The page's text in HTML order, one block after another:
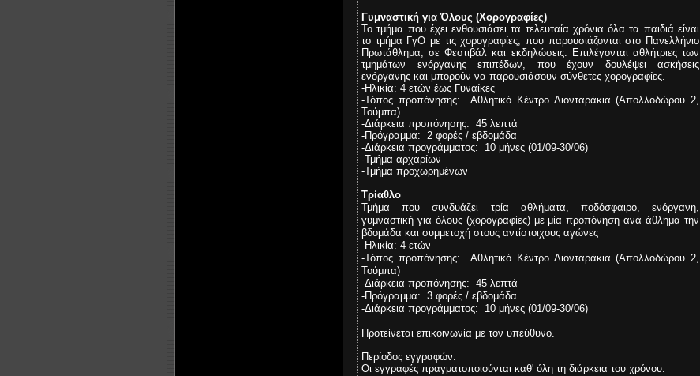
Γυμναστική για Όλους (Χορογραφίες)
Το τμήμα που έχει ενθουσιάσει τα τελευταία χρόνια όλα τα παιδιά είναι
το τμήμα ΓγΟ με τις χορογραφίες, που παρουσιάζονται στο Πανελλήνιο
Πρωτάθλημα, σε Φεστιβάλ και εκδηλώσεις. Επιλέγονται αθλήτριες των
τμημάτων ενόργανης επιπέδων, που έχουν δουλέψει ασκήσεις
ενόργανης και μπορούν να παρουσιάσουν σύνθετες χορογραφίες.
-Ηλικία: 4 ετών έως Γυναίκες
-Τόπος προπόνησης:Αθλητικό Κέντρο Λιονταράκια(Απολλοδώρου 2,
Τούμπα)
-Διάρκεια προπόνησης: 45 λεπτά
-Πρόγραμμα: 2 φορές / εβδομάδα
-Διάρκεια προγράμματος: 10 μήνες (01/09-30/06)
-Τμήμα αρχαρίων
-Τμήμα προχωρημένων
Τρίαθλο
Τμήμα που συνδυάζει τρία αθλήματα, ποδόσφαιρο, ενόργανη,
γυμναστική για όλους (χορογραφίες) με μία προπόνηση ανά άθλημα την
βδομάδα και συμμετοχή στους αντίστοιχους αγώνες
-Ηλικία: 4 ετών
-Τόπος προπόνησης:Αθλητικό Κέντρο Λιονταράκια(Απολλοδώρου 2,
Τούμπα)
-Διάρκεια προπόνησης: 45 λεπτά
-Πρόγραμμα: 3 φορές / εβδομάδα
-Διάρκεια προγράμματος: 10 μήνες (01/09-30/06)
Προτείνεται επικοινωνία με τον υπεύθυνο.
Περίοδος εγγραφών:
Οι εγγραφές πραγματοποιούνται καθ' όλη τη διάρκεια του χρόνου.